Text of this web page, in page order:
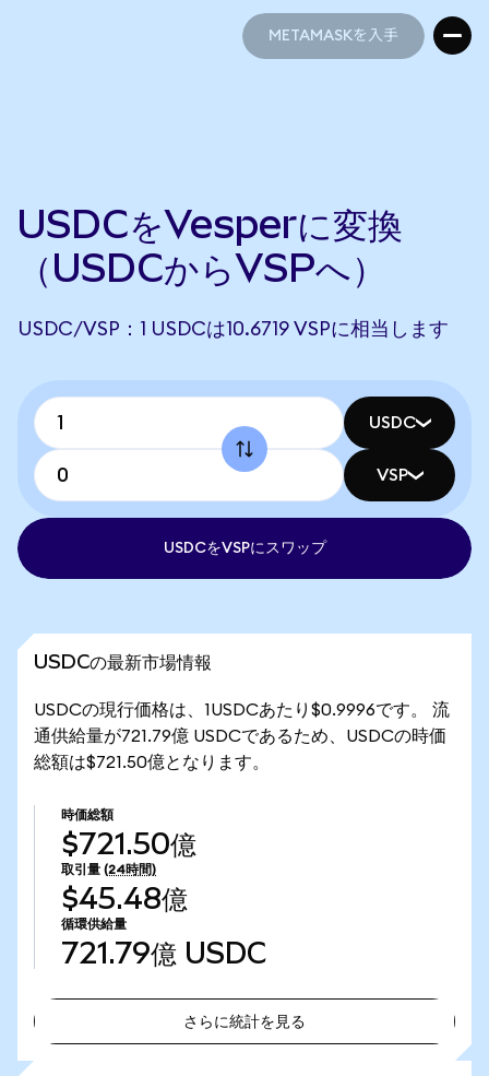
METAMASKを入手
USDCをVesperに変換
（USDCからVSPへ）
USDC/VSP：1 USDCは10.6719 VSPに相当します
USDC
VSP
USDCをVSPにスワップ
USDCの最新市場情報
USDCの現行価格は、1USDCあたり$0.9996です。 流
通供給量が721.79億 USDCであるため、USDCの時価
総額は$721.50億となります。
時価総額
$721.50億
取引量 (24時間)
$45.48億
循環供給量
721.79億 USDC
さらに統計を見る